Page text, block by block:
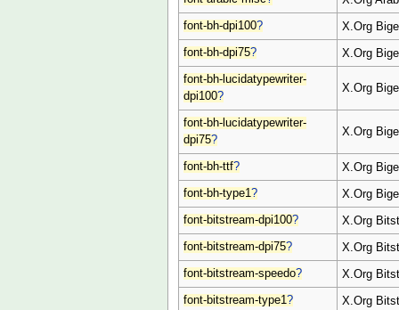
font-bh-dpi100? X.Org
font-bh-dpi75? X.Org
font-bh-lucidatypewriter-
dpi100?
X.Org
font-bh-lucidatypewriter-
dpi75?
X.Org
font-bh-ttf? X.Org
font-bh-type1? X.Org
font-bitstream-dpi100? X.Org
font-bitstream-dpi75? X.Org
font-bitstream-speedo? X.Org
font-bitstream-type1? X.Org